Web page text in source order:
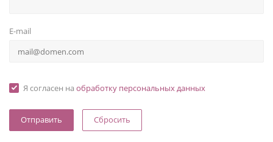
E-mail
Я согласен на обработку персональных данных
Сбросить